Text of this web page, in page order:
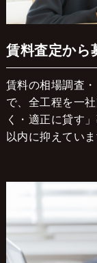
賃料査定から
賃料の相場調査
で、全工程を一
く・適正に貸す
以内に抑えていま